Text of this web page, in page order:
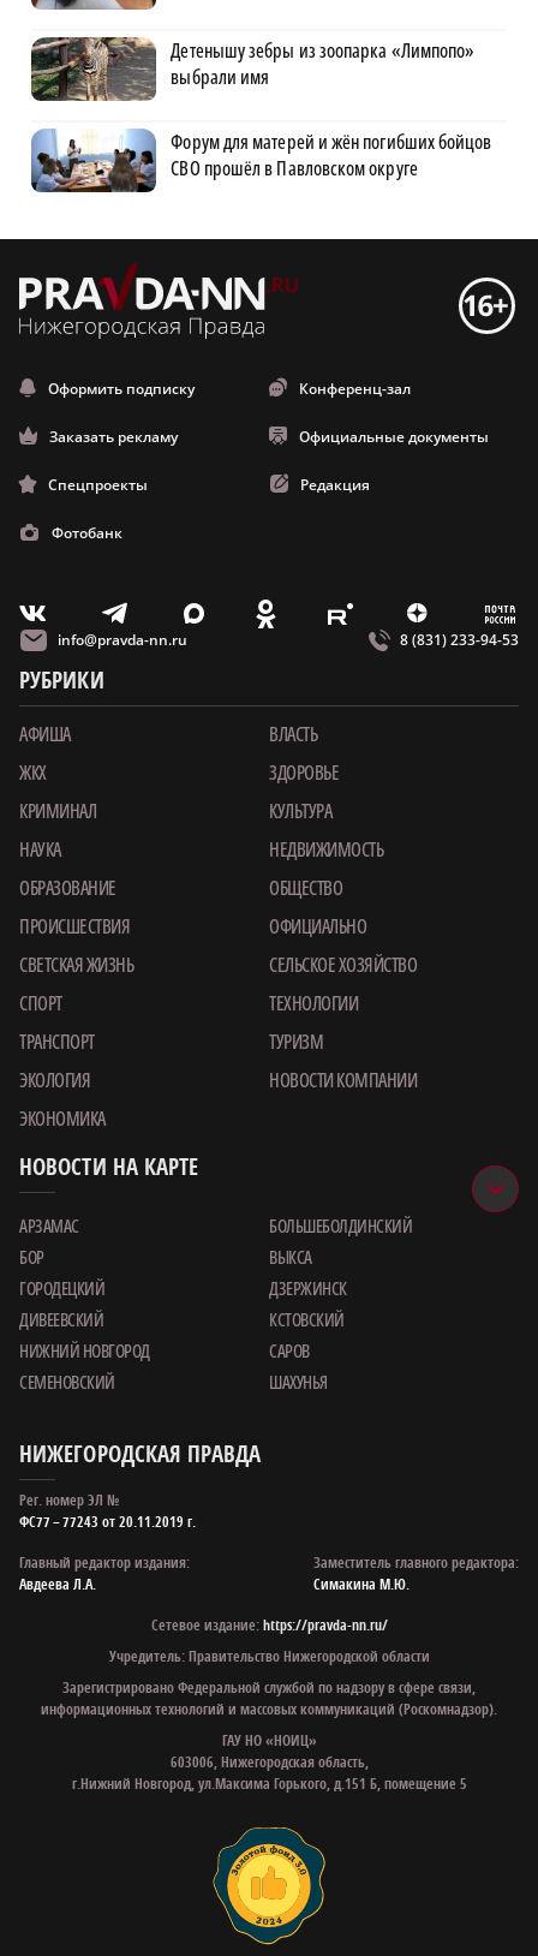
Детенышу зебры из зоопарка «Лимпопо»
выбрали имя
Форум для матерей и жён погибших бойцов
СВО прошёл в Павловском округе
Оформить подписку Конференц-зал
Заказать рекламу Официальные документы
Спецпроекты Редакция
Фотобанк
V T X O E Z m
info@pravda-nn.ru 8 (831) 233-94-53
РУБРИКИ
АФИША
ВЛАСТЬ
ЖКХ
ЗДОРОВЬЕ
КРИМИНАЛ
КУЛЬТУРА
НАУКА
НЕДВИЖИМОСТЬ
ОБРАЗОВАНИЕ
ОБЩЕСТВО
ПРОИСШЕСТВИЯ
ОФИЦИАЛЬНО
СВЕТСКАЯ ЖИЗНЬ
СЕЛЬСКОЕ ХОЗЯЙСТВО
СПОРТ
ТЕХНОЛОГИИ
ТРАНСПОРТ
ТУРИЗМ
ЭКОЛОГИЯ
НОВОСТИ КОМПАНИИ
ЭКОНОМИКА
НОВОСТИ НА КАРТЕ
АРЗАМАС
БОЛЬШЕБОЛДИНСКИЙ
БОР
ВЫКСА
ГОРОДЕЦКИЙ
ДЗЕРЖИНСК
ДИВЕЕВСКИЙ
КСТОВСКИЙ
НИЖНИЙ НОВГОРОД
САРОВ
СЕМЕНОВСКИЙ
ШАХУНЬЯ
НИЖЕГОРОДСКАЯ ПРАВДА
Рег. номер ЭЛ №
ФС77 – 77243 от 20.11.2019 г.
Главный редактор издания:
Авдеева Л.А.
Заместитель главного редактора:
Симакина М.Ю.
Сетевое издание:https://pravda-nn.ru/
Учредитель: Правительство Нижегородской области
Зарегистрировано Федеральной службой по надзору в сфере связи,
информационных технологий и массовых коммуникаций (Роскомнадзор).
ГАУ НО «НОИЦ»
603006, Нижегородская область,
г.Нижний Новгород, ул.Максима Горького, д.151 Б, помещение 5